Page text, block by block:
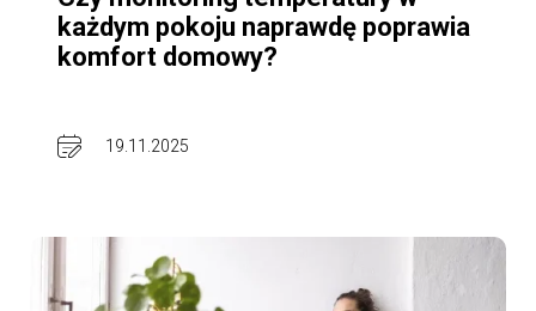
każdym pokoju naprawdę poprawia
komfort domowy?
19.11.2025